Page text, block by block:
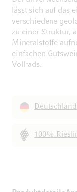
lässt sich auf das
verschiedene
zu einer Struktur,
Mineralstoffe
einfachen
Vollrads.
Deutschland
100%